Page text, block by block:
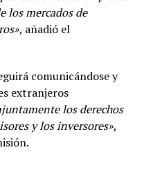
los mercados de
, añadió el
comunicándose y
extranjeros
los derechos
y los inversores»,